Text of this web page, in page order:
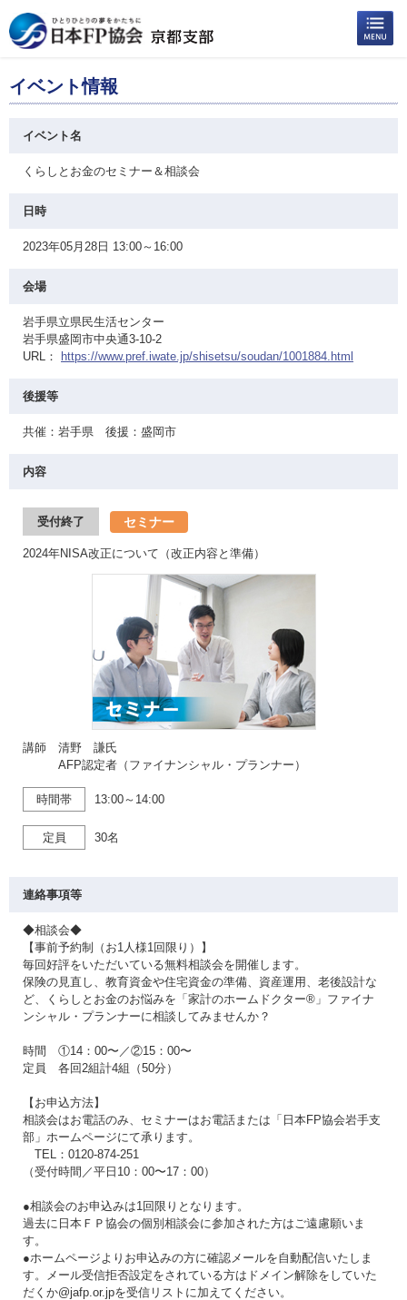
イベント情報
イベント名
くらしとお金のセミナー＆相談会
日時
2023年05月28日 13:00～16:00
会場
岩手県立県民生活センター
岩手県盛岡市中央通3-10-2
URL：
https://www.pref.iwate.jp/shisetsu/soudan/1001884.html
後援等
共催：岩手県 後援：盛岡市
内容
受付終了 セミナー
2024年NISA改正について（改正内容と準備）
講師 清野 謙氏
AFP認定者（ファイナンシャル・プランナー）
時間帯 13:00～14:00
定員 30名
連絡事項等
◆相談会◆
【事前予約制（お1人様1回限り）】
毎回好評をいただいている無料相談会を開催します。
保険の見直し、教育資金や住宅資金の準備、資産運用、老後設計な
ど、くらしとお金のお悩みを「家計のホームドクター®」ファイナ
ンシャル・プランナーに相談してみませんか？
時間 ①14：00〜／②15：00〜
定員 各回2組計4組（50分）
【お申込方法】
相談会はお電話のみ、セミナーはお電話または「日本FP協会岩手支
部」ホームページにて承ります。
TEL：0120-874-251
（受付時間／平日10：00〜17：00）
●相談会のお申込みは1回限りとなります。
過去に日本ＦＰ協会の個別相談会に参加された方はご遠慮願いま
す。
●ホームページよりお申込みの方に確認メールを自動配信いたしま
す。メール受信拒否設定をされている方はドメイン解除をしていた
だくか@jafp.or.jpを受信リストに加えてください。